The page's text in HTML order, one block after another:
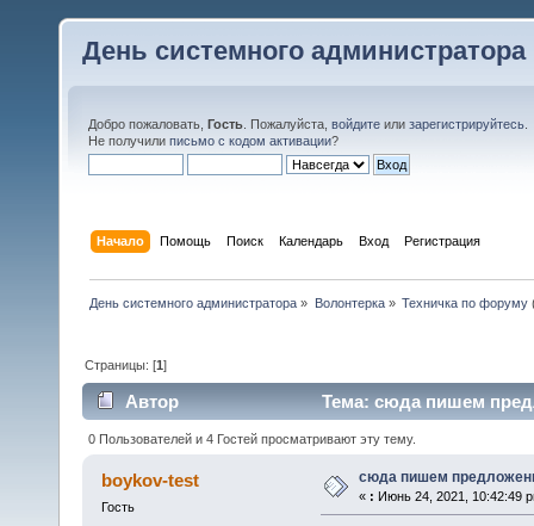
День системного администратора
Добро пожаловать, Гость . Пожалуйста, войдите или зарегистрируйтесь
Не получили письмо с кодом активации?
Начало Помощь Поиск Календарь Вход Регистрация
День системного администратора » Волонтерка» Техничка по форуму
Страницы: [1]
Автор Тема: сюда пишем
0 Пользователей и 4 Гостей просматривают эту тему.
boykov-test
Гость
сюда пишем
« : Июнь 24, 2021, 10:42:49